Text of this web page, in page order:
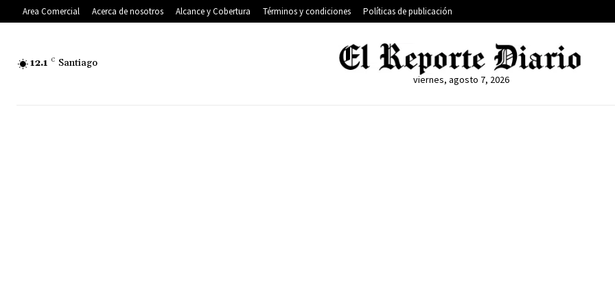
Area Comercial Acerca de nosotros Alcance y Cobertura Términos y condiciones Políticas de publicación
12.1 C Santiago
viernes, agosto 7, 2026